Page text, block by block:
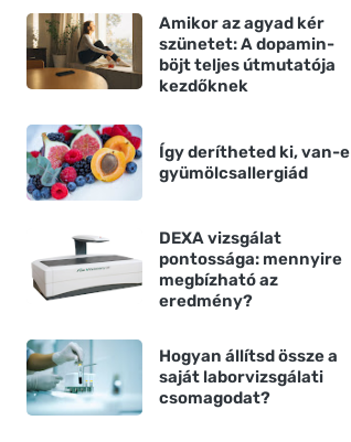
Amikor az agyad kér
szünetet: A dopamin-
böjt teljes útmutatója
kezdőknek
Így derítheted ki, van-e
gyümölcsallergiád
DEXA vizsgálat
pontossága: mennyire
megbízható az
eredmény?
Hogyan állítsd össze a
saját laborvizsgálati
csomagodat?